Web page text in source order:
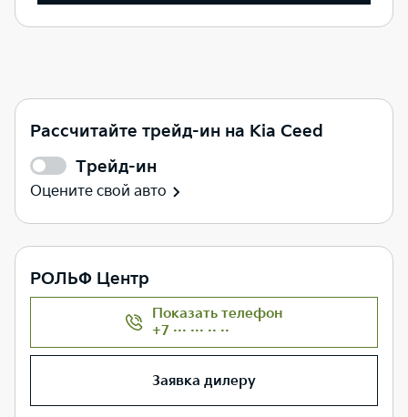
Рассчитайте трейд-ин на Kia Ceed
Трейд-ин
Оцените свой авто
РОЛЬФ Центр
Показать телефон
+7 ··· ··· ·· ··
Заявка дилеру